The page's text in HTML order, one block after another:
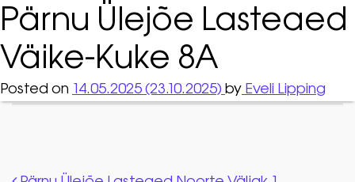
Pärnu Ülejõe Lasteaed
Väike-Kuke 8A
Posted on 14.05.2025(23.10.2025) by Eveli Lipping